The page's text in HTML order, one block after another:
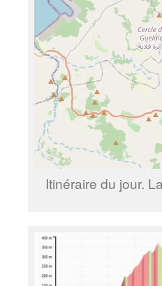
Itinéraire du jour.